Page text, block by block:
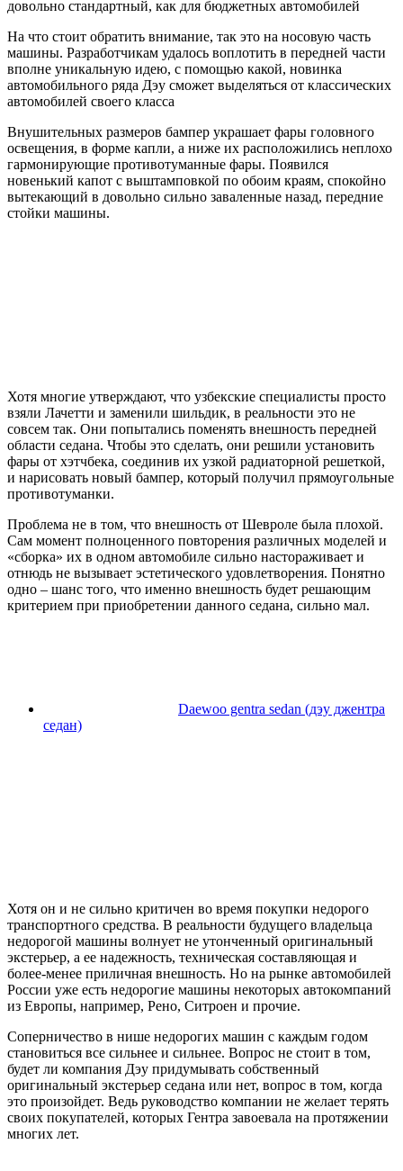
довольно стандартный, как для бюджетных автомобилей
На что стоит обратить внимание, так это на носовую часть
машины. Разработчикам удалось воплотить в передней части
вполне уникальную идею, с помощью какой, новинка
автомобильного ряда Дэу сможет выделяться от классических
автомобилей своего класса
Внушительных размеров бампер украшает фары головного
освещения, в форме капли, а ниже их расположились неплохо
гармонирующие противотуманные фары. Появился
новенький капот с выштамповкой по обоим краям, спокойно
вытекающий в довольно сильно заваленные назад, передние
стойки машины.
Хотя многие утверждают, что узбекские специалисты просто
взяли Лачетти и заменили шильдик, в реальности это не
совсем так. Они попытались поменять внешность передней
области седана. Чтобы это сделать, они решили установить
фары от хэтчбека, соединив их узкой радиаторной решеткой,
и нарисовать новый бампер, который получил прямоугольные
противотуманки.
Проблема не в том, что внешность от Шевроле была плохой.
Сам момент полноценного повторения различных моделей и
«сборка» их в одном автомобиле сильно настораживает и
отнюдь не вызывает эстетического удовлетворения. Понятно
одно – шанс того, что именно внешность будет решающим
критерием при приобретении данного седана, сильно мал.
Daewoo gentra sedan (дэу джентра
седан)
Хотя он и не сильно критичен во время покупки недорого
транспортного средства. В реальности будущего владельца
недорогой машины волнует не утонченный оригинальный
экстерьер, а ее надежность, техническая составляющая и
более-менее приличная внешность. Но на рынке автомобилей
России уже есть недорогие машины некоторых автокомпаний
из Европы, например, Рено, Ситроен и прочие.
Соперничество в нише недорогих машин с каждым годом
становиться все сильнее и сильнее. Вопрос не стоит в том,
будет ли компания Дэу придумывать собственный
оригинальный экстерьер седана или нет, вопрос в том, когда
это произойдет. Ведь руководство компании не желает терять
своих покупателей, которых Гентра завоевала на протяжении
многих лет.